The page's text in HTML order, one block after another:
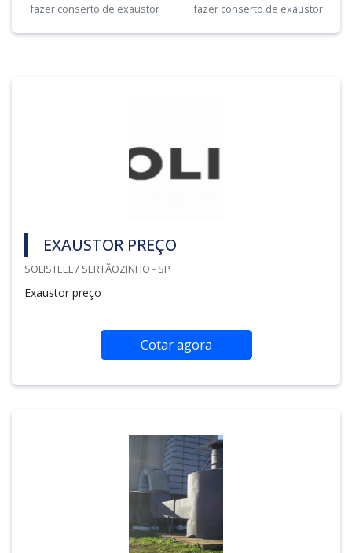
fazer conserto de exaustor
fazer conserto de exaustor
EXAUSTOR PREÇO
SOLISTEEL / SERTÃOZINHO - SP
Exaustor preço
Cotar agora